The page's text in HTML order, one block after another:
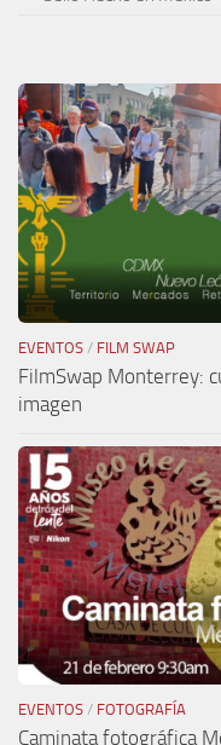
EVENTOS / FILM SWAP
FilmSwap Monterrey:
imagen
EVENTOS / FOTOGRAFÍA
Caminata fotográfica